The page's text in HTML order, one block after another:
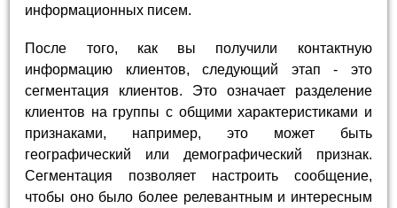
информационных писем.
После того, как вы получили контактную
информацию клиентов, следующий этап - это
сегментация клиентов. Это означает разделение
клиентов на группы с общими характеристиками и
признаками, например, это может быть
географический или демографический признак.
Сегментация позволяет настроить сообщение,
чтобы оно было более релевантным и интересным